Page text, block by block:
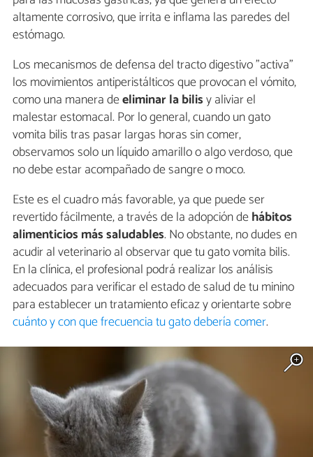
altamente corrosivo, que irrita e inflama las paredes del
estómago.
Los mecanismos de defensa del tracto digestivo "activa"
los movimientos antiperistálticos que provocan el vómito,
como una manera deeliminar la bilisy aliviar el
malestar estomacal. Por lo general, cuando un gato
vomita bilis tras pasar largas horas sin comer,
observamos solo un líquido amarillo o algo verdoso, que
no debe estar acompañado de sangre o moco.
Este es el cuadro más favorable, ya que puede ser
revertido fácilmente, a través de la adopción dehábitos
alimenticios más saludables. No obstante, no dudes en
acudir al veterinario al observar que tu gato vomita bilis.
En la clínica, el profesional podrá realizar los análisis
adecuados para verificar el estado de salud de tu minino
para establecer un tratamiento eficaz y orientarte sobre
cuánto y con que frecuencia tu gato debería comer.